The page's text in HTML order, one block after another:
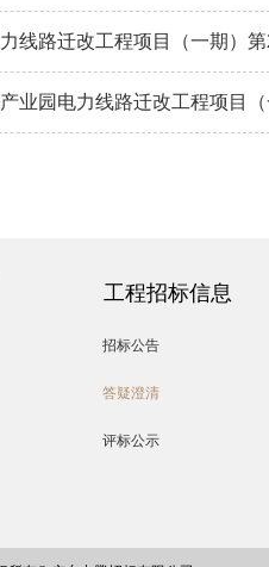
线路迁改工程项目（一期）
业园电力线路迁改工程项目
工程招标信息
招标公告
答疑澄清
评标公示